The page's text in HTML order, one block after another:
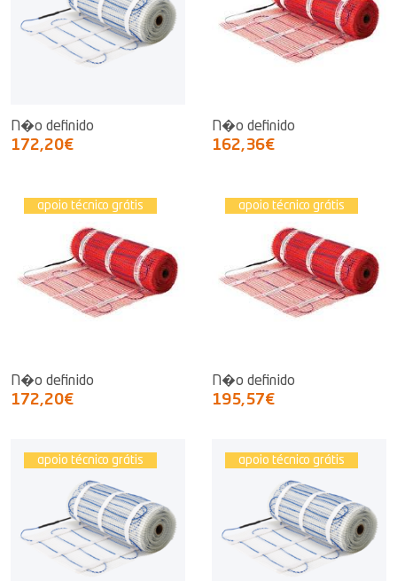
N�o definido
172,20€
N�o definido
162,36€
apoio técnico grátis
N�o definido
172,20€
apoio técnico grátis
N�o definido
195,57€
apoio técnico grátis apoio técnico grátis